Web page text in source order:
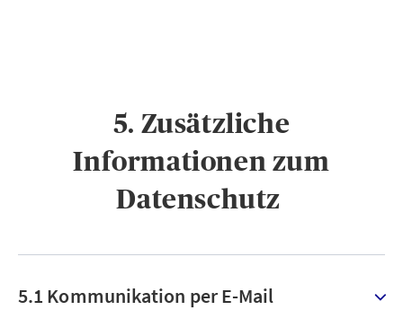
5. Zusätzliche
Informationen zum
Datenschutz ​
5.1 Kommunikation per E-Mail